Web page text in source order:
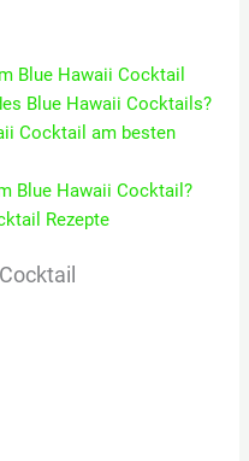
Blue Hawaii Cocktail
Blue Hawaii Cocktails?
Cocktail am besten
Blue Hawaii Cocktail?
Rezepte